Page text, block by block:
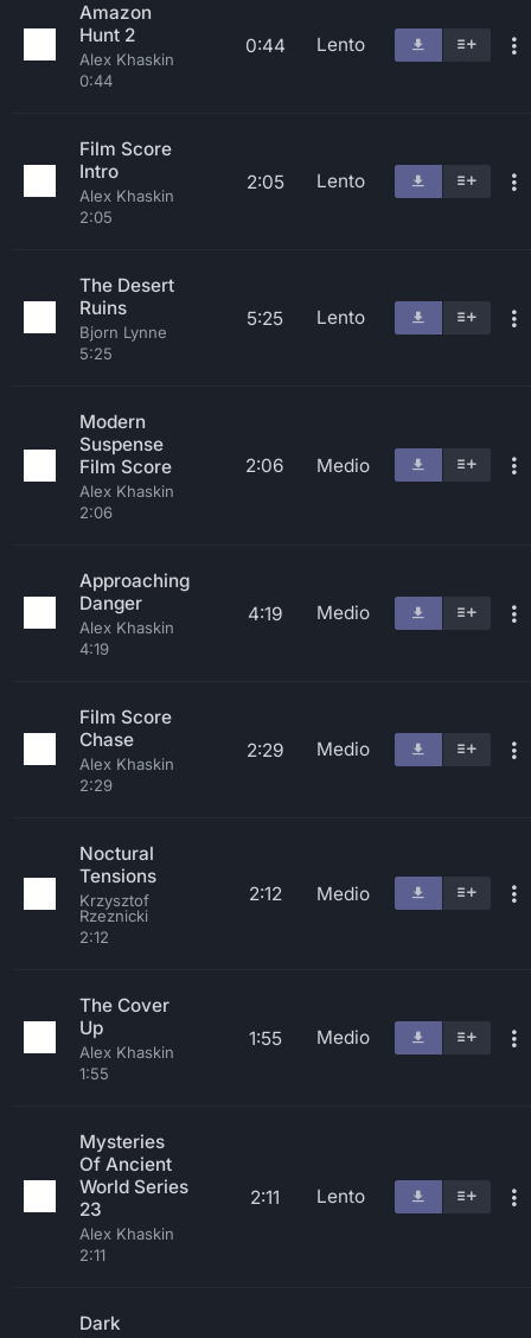
Amazon
Hunt 2
Alex Khaskin
0:44
0:44 Lento
Film Score
Intro
Alex Khaskin
2:05
2:05 Lento
The Desert
Ruins
Bjorn Lynne
5:25
5:25 Lento
Modern
Suspense
Film Score
Alex Khaskin
2:06
2:06 Medio
Approaching
Danger
Alex Khaskin
4:19
4:19 Medio
Film Score
Chase
Alex Khaskin
2:29
2:29 Medio
Noctural
Tensions
Krzysztof
Rzeznicki
2:12
2:12 Medio
The Cover
Up
Alex Khaskin
1:55
1:55 Medio
Mysteries
Of Ancient
World Series
23
Alex Khaskin
2:11
2:11 Lento
Dark